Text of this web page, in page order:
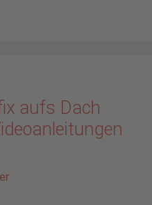
aufs Dach